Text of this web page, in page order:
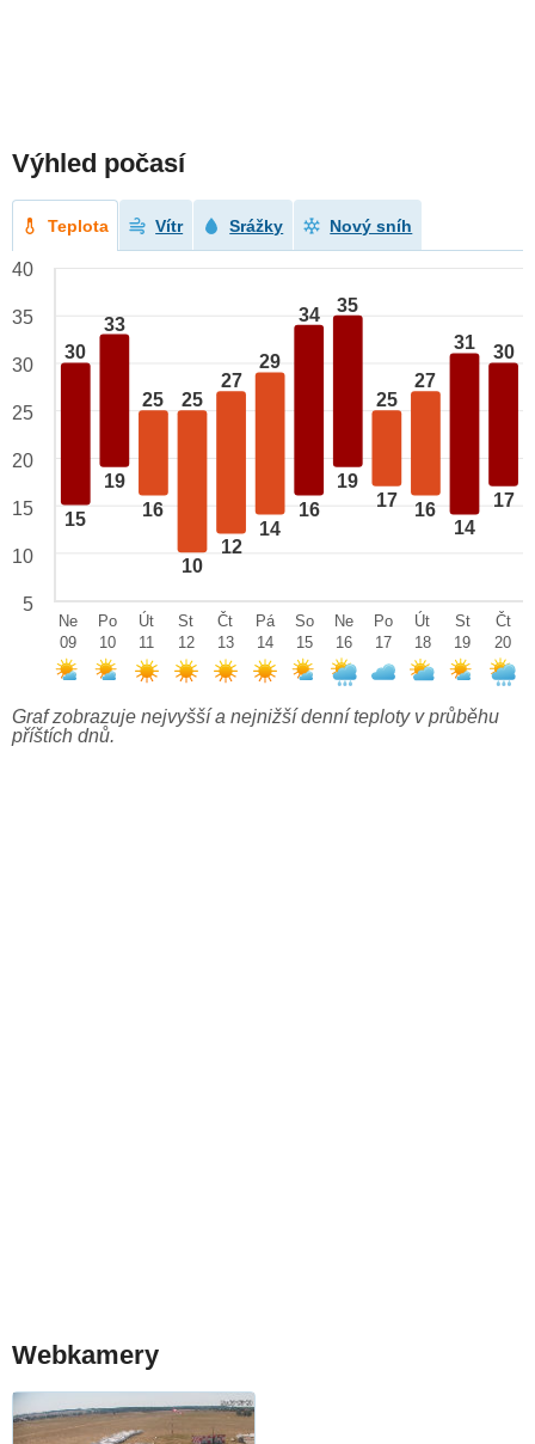
Výhled počasí
Teplota Vítr Srážky Nový sníh
30
15
33
19
25
16
25
10
27
12
29
14
34
16
35
19
25
17
27
16
31
14
30
17
40
35
30
25
20
15
10
5
Ne
09
Po
10
Út
11
St
12
Čt
13
Pá
14
So
15
Ne
16
Po
17
Út
18
St
19
Čt
20
Graf zobrazuje nejvyšší a nejnižší denní teploty v průběhu
příštích dnů.
Webkamery